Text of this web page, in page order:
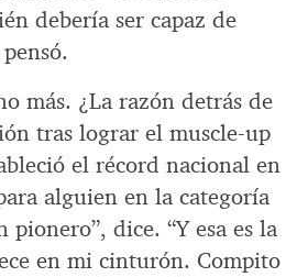
debería ser capaz de
más. ¿La razón detrás de
tras lograr el muscle-up
el récord nacional en
alguien en la categoría
pionero”, dice. “Y esa es la
en mi cinturón. Compito